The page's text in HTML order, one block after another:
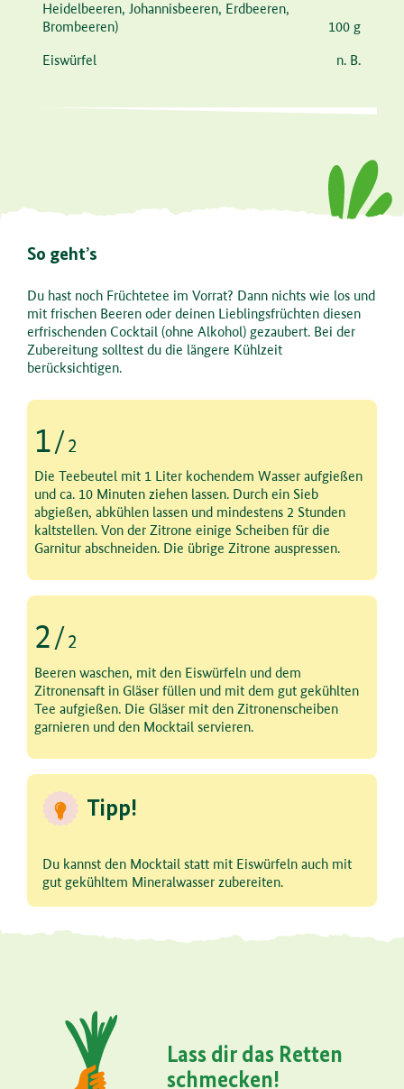
Heidelbeeren, Johannisbeeren, Erdbeeren,
Brombeeren)
100 g
Eiswürfel n. B.
So geht’s
Du hast noch Früchtetee im Vorrat? Dann nichts wie los und
mit frischen Beeren oder deinen Lieblingsfrüchten diesen
erfrischenden Cocktail (ohne Alkohol) gezaubert. Bei der
Zubereitung solltest du die längere Kühlzeit
berücksichtigen.
1/2
Schritt 1 von 2
Die Teebeutel mit 1 Liter kochendem Wasser aufgießen
und ca. 10 Minuten ziehen lassen. Durch ein Sieb
abgießen, abkühlen lassen und mindestens 2 Stunden
kaltstellen. Von der Zitrone einige Scheiben für die
Garnitur abschneiden. Die übrige Zitrone auspressen.
2 / 2
Schritt 2 von 2
Beeren waschen, mit den Eiswürfeln und dem
Zitronensaft in Gläser füllen und mit dem gut gekühlten
Tee aufgießen. Die Gläser mit den Zitronenscheiben
garnieren und den Mocktail servieren.
Tipp!
Du kannst den Mocktail statt mit Eiswürfeln auch mit
gut gekühltem Mineralwasser zubereiten.
Lass dir das Retten
schmecken!